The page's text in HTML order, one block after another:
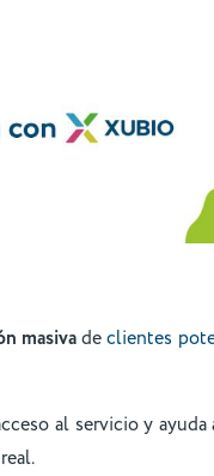
masivadeclientes
al servicio y ayuda